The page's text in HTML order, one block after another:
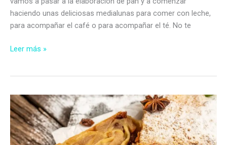
haciendo unas deliciosas medialunas para comer con leche,
para acompañar el café o para acompañar el té. No te
Medialunas
Leer más »